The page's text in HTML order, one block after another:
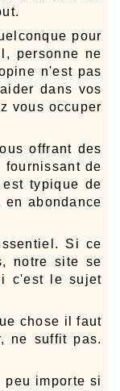
pour
personne ne
n'est pas
dans vos
vous occuper
offrant des
fournissant de
typique de
abondance
Si ce
notre site se
c'est le sujet
chose il faut
ne suffit pas.
importe si